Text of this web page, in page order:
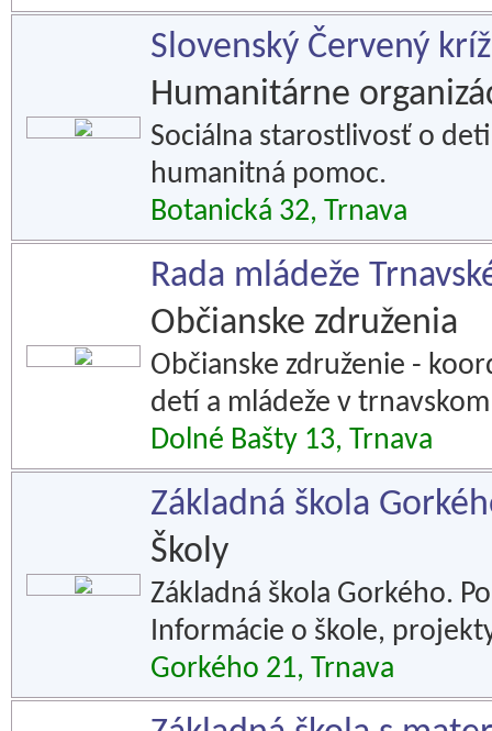
Slovenský Červený
Humanitárne
Sociálna starostlivosť o
humanitná pomoc.
Botanická 32, Trnava
Rada mládeže
Občianske združenia
Občianske združenie -
detí a mládeže v
Dolné Bašty 13, Trnava
Základná škola
Školy
Základná škola Gorkého.
Informácie o škole,
Gorkého 21, Trnava